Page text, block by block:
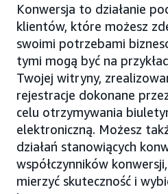
Konwersja to działanie
klientów, które możesz
swoimi potrzebami
tymi mogą być na
Twojej witryny,
rejestracje dokonane
celu otrzymywania
elektroniczną. Możesz
działań stanowiących
współczynników
mierzyć skuteczność i